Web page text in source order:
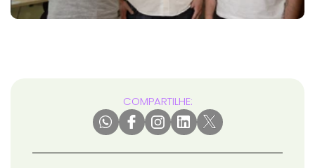
COMPARTILHE: